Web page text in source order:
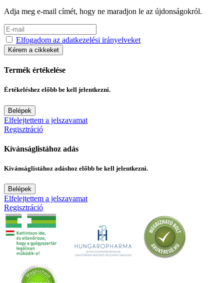
Adja meg e-mail címét, hogy ne maradjon le az újdonságokról.
Elfogadom az adatkezelési irányelveket
Kérem a cikkeket
Termék értékelése
Értékeléshez előbb be kell jelentkezni.
Belépek
Elfelejtettem a jelszavamat
Regisztráció
Kívánságlistához adás
Kívánságlistához adáshoz előbb be kell jelentkezni.
Belépek
Elfelejtettem a jelszavamat
Regisztráció